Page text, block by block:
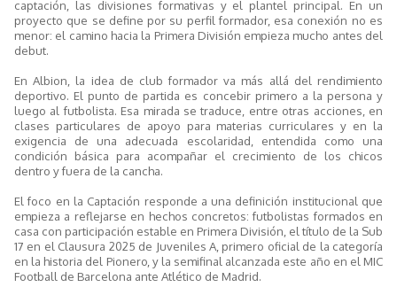
captación, las divisiones formativas y el plantel principal. En un
proyecto que se define por su perfil formador, esa conexión no es
menor: el camino hacia la Primera División empieza mucho antes del
debut.
En Albion, la idea de club formador va más allá del rendimiento
deportivo. El punto de partida es concebir primero a la persona y
luego al futbolista. Esa mirada se traduce, entre otras acciones, en
clases particulares de apoyo para materias curriculares y en la
exigencia de una adecuada escolaridad, entendida como una
condición básica para acompañar el crecimiento de los chicos
dentro y fuera de la cancha.
El foco en la Captación responde a una definición institucional que
empieza a reflejarse en hechos concretos: futbolistas formados en
casa con participación estable en Primera División, el título de la Sub
17 en el Clausura 2025 de Juveniles A, primero oficial de la categoría
en la historia del Pionero, y la semifinal alcanzada este año en el MIC
Football de Barcelona ante Atlético de Madrid.